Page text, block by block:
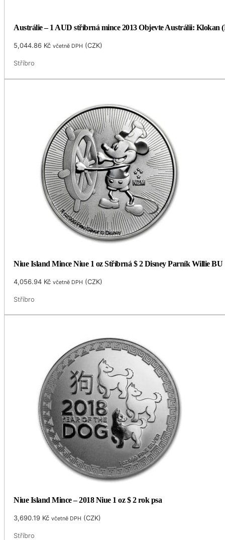
Austrálie – 1 AUD stříbrná mince 2013 Objevte Austrálii: Klokan
5,044.86 Kč včetně DPH (CZK)
Stříbro
Niue Island Mince Niue 1 oz Stříbrná $ 2 Disney Parník Willie BU
4,056.94 Kč včetně DPH (CZK)
Stříbro
Niue Island Mince – 2018 Niue 1 oz $ 2 rok psa
3,690.19 Kč včetně DPH (CZK)
Stříbro